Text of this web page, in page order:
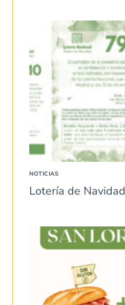
NOTICIAS
Lotería de Navidad